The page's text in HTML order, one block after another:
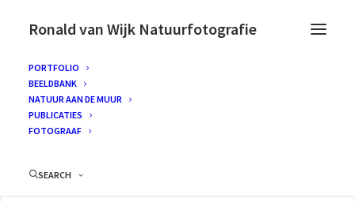
Ronald van Wijk Natuurfotografie
PORTFOLIO
BEELDBANK
NATUUR AAN DE MUUR
PUBLICATIES
FOTOGRAAF
SEARCH